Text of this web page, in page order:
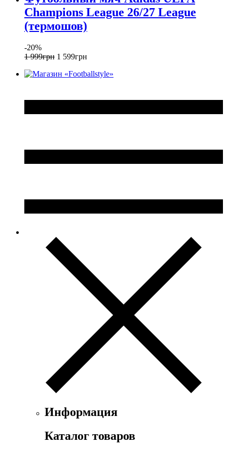
Champions League 26/27 League
(термошов)
-20%
1 999грн 1 599грн
Информация
Каталог товаров